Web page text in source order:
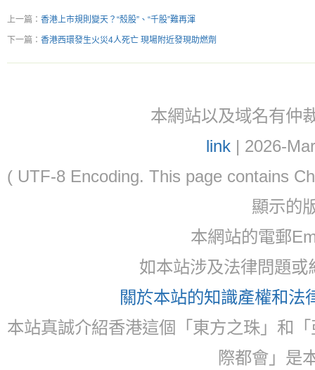
上一篇： 香港上市規則變天？“殼股”、“千股”難再渾
下一篇： 香港西環發生火災4人死亡 現場附近發現助燃劑
本網站以及域名有仲
link| 2026-
( UTF-8 Encoding. This page contains
顯示的
本網站的電郵
如本站涉及法律問題
關於本站的知識產權和法
本站真誠介紹香港這個「東方之珠」和
際都會」是